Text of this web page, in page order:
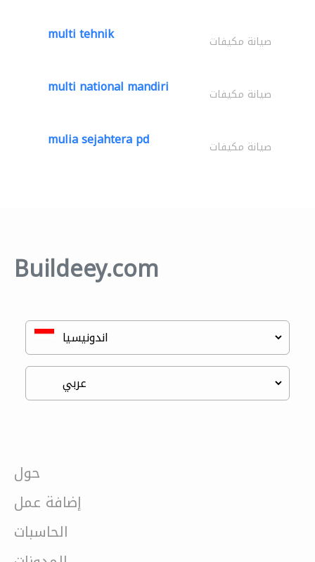
multi tehnik صيانة مكيفات
multi national mandiri صيانة مكيفات
mulia sejahtera pd صيانة مكيفات
Buildeey.com
حول
إضافة عمل
الحاسبات